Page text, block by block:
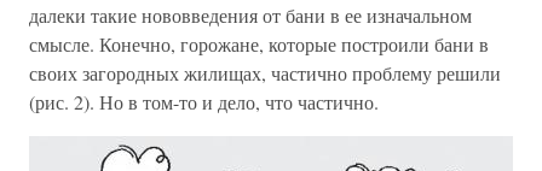
далеки такие нововведения от бани в ее изначальном
смысле. Конечно, горожане, которые построили бани в
своих загородных жилищах, частично проблему решили
(рис. 2). Но в том-то и дело, что частично.